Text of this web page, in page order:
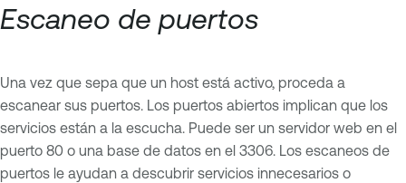
Escaneo de puertos
Una vez que sepa que un host está activo, proceda a
escanear sus puertos. Los puertos abiertos implican que los
servicios están a la escucha. Puede ser un servidor web en el
puerto 80 o una base de datos en el 3306. Los escaneos de
puertos le ayudan a descubrir servicios innecesarios o